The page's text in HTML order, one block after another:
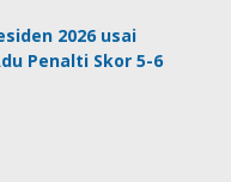
2026 usai
Penalti Skor 5-6